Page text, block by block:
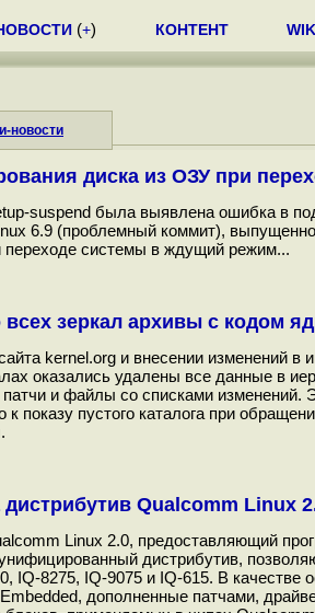
(+) КОНТЕНТ
новости
диска из ОЗУ при
suspend была выявлена ошибка в
6.9 (проблемный коммит),
переходе системы в ждущий режим...
зеркал архивы с кодом
kernel.org и внесении изменений
оказались удалены все данные в
и файлы со списками
показу пустого каталога при
Qualcomm Linux
Linux 2.0, предоставляющий
дистрибутив,
IQ-8275, IQ-9075 и IQ-615. В качестве
дополненные патчами,